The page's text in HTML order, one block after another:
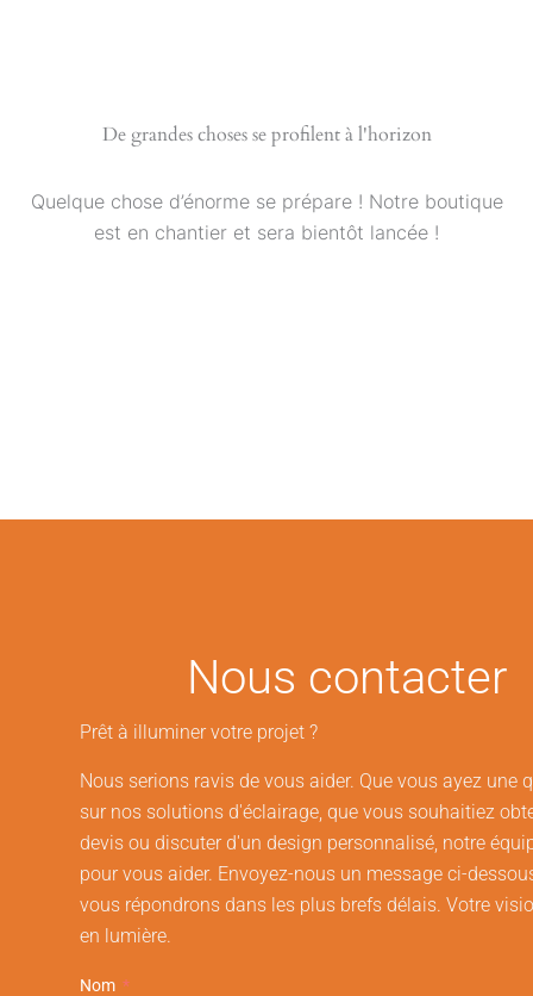
De grandes choses se profilent à l'horizon
Quelque chose d’énorme se prépare ! Notre boutique
est en chantier et sera bientôt lancée !
Nous contacter
Prêt à illuminer votre projet ?
Nous serions ravis de vous aider. Que vous ayez une
sur nos solutions d'éclairage, que vous souhaitiez
devis ou discuter d'un design personnalisé, notre
pour vous aider. Envoyez-nous un message ci-
vous répondrons dans les plus brefs délais. Votre
en lumière.
Nom